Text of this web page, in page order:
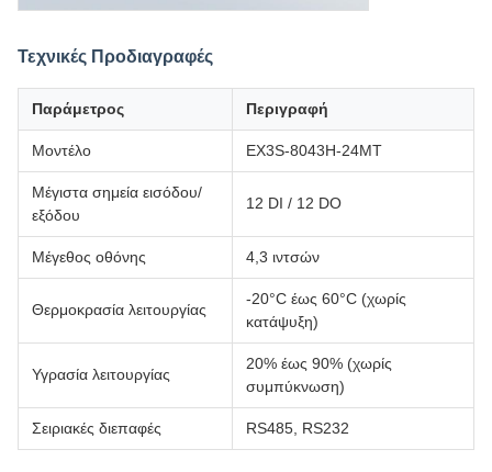
Τεχνικές Προδιαγραφές
Παράμετρος Περιγραφή
Μοντέλο EX3S-8043H-24MT
Μέγιστα σημεία εισόδου/
εξόδου
12 DI / 12 DO
Μέγεθος οθόνης 4,3 ιντσών
Θερμοκρασία λειτουργίας
-20°C έως 60°C (χωρίς
κατάψυξη)
Υγρασία λειτουργίας
20% έως 90% (χωρίς
συμπύκνωση)
Σειριακές διεπαφές RS485, RS232